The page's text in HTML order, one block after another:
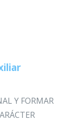
Y FORMAR